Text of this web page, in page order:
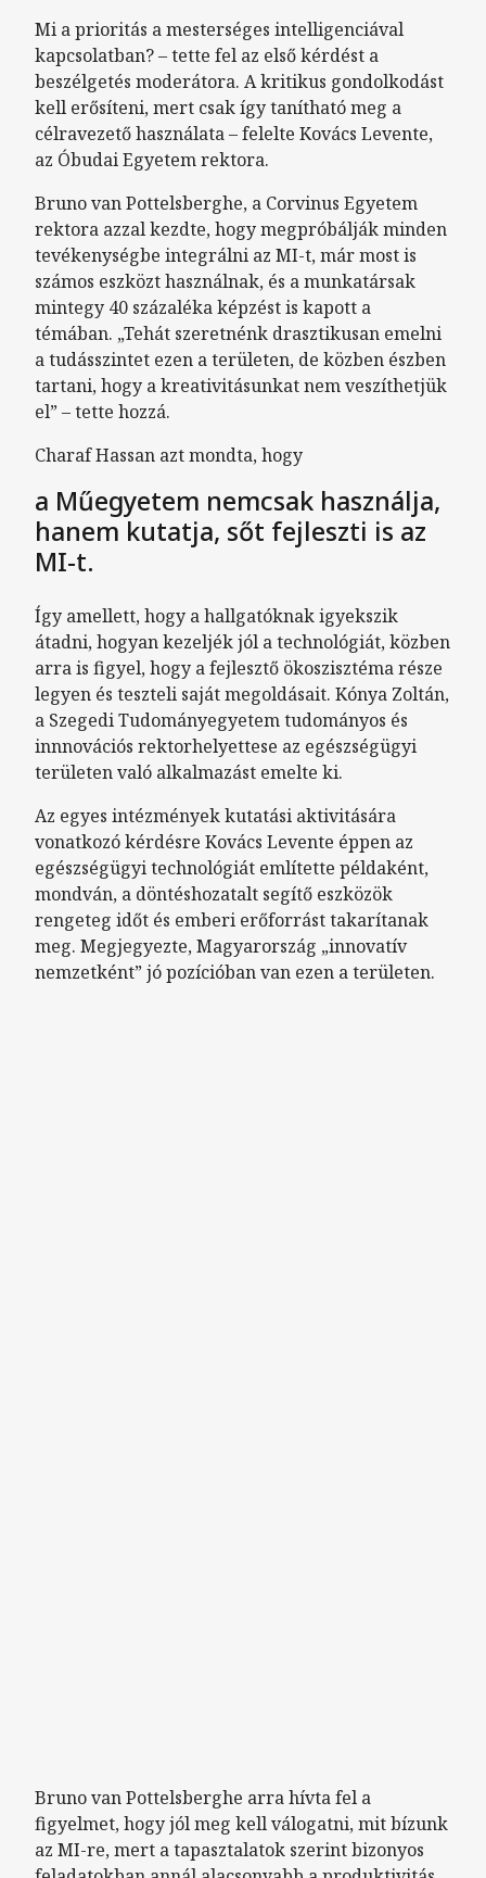
Mi a prioritás a mesterséges intelligenciával
kapcsolatban? – tette fel az első kérdést a
beszélgetés moderátora. A kritikus gondolkodást
kell erősíteni, mert csak így tanítható meg a
célravezető használata – felelte Kovács Levente,
az Óbudai Egyetem rektora.
Bruno van Pottelsberghe, a Corvinus Egyetem
rektora azzal kezdte, hogy megpróbálják minden
tevékenységbe integrálni az MI-t, már most is
számos eszközt használnak, és a munkatársak
mintegy 40 százaléka képzést is kapott a
témában. „Tehát szeretnénk drasztikusan emelni
a tudásszintet ezen a területen, de közben észben
tartani, hogy a kreativitásunkat nem veszíthetjük
el” – tette hozzá.
Charaf Hassan azt mondta, hogy
a Műegyetem nemcsak használja,
hanem kutatja, sőt fejleszti is az
MI-t.
Így amellett, hogy a hallgatóknak igyekszik
átadni, hogyan kezeljék jól a technológiát, közben
arra is figyel, hogy a fejlesztő ökoszisztéma része
legyen és teszteli saját megoldásait. Kónya Zoltán,
a Szegedi Tudományegyetem tudományos és
innnovációs rektorhelyettese az egészségügyi
területen való alkalmazást emelte ki.
Az egyes intézmények kutatási aktivitására
vonatkozó kérdésre Kovács Levente éppen az
egészségügyi technológiát említette példaként,
mondván, a döntéshozatalt segítő eszközök
rengeteg időt és emberi erőforrást takarítanak
meg. Megjegyezte, Magyarország „innovatív
nemzetként” jó pozícióban van ezen a területen.
Bruno van Pottelsberghe arra hívta fel a
figyelmet, hogy jól meg kell válogatni, mit bízunk
az MI-re, mert a tapasztalatok szerint bizonyos